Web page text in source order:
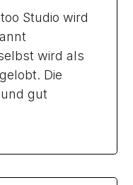
Studio wird
wird als
Die
gut